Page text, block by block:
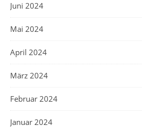
Juni 2024
Mai 2024
April 2024
März 2024
Februar 2024
Januar 2024